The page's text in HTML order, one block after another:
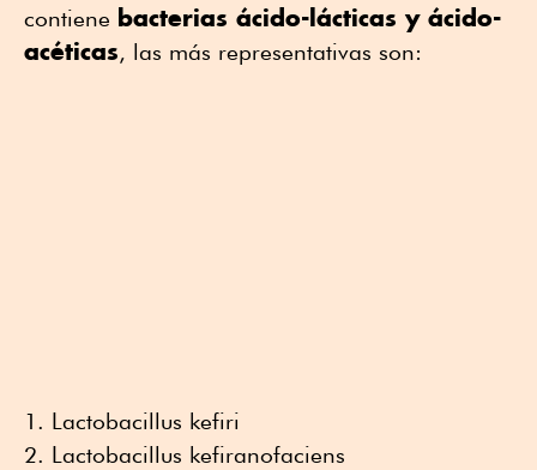
contiene bacterias ácido-lácticas y ácido-
acéticas, las más representativas son:
Lactobacillus kefiri
Lactobacillus kefiranofaciens